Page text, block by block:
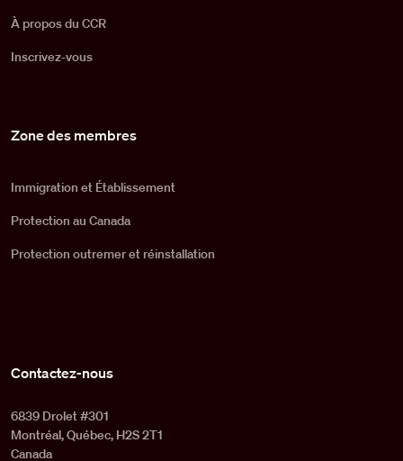
À propos du CCR
Inscrivez-vous
Zone des membres
Immigration et Établissement
Protection au Canada
Protection outremer et réinstallation
Contactez-nous
6839 Drolet #301
Montréal, Québec, H2S 2T1
Canada